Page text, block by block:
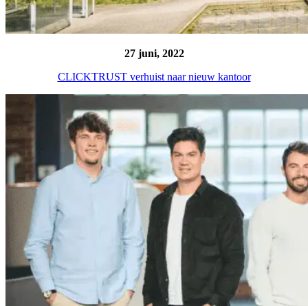
27 juni, 2022
CLICKTRUST verhuist naar nieuw kantoor